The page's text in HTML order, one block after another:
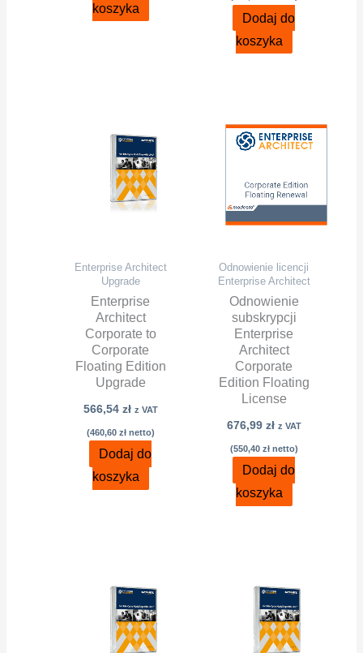
koszyka
Dodaj do
koszyka
Enterprise Architect
Upgrade
Enterprise
Architect
Corporate to
Corporate
Floating Edition
Upgrade
566,54 zł z VAT
(460,60 złnetto)
Dodaj do
koszyka
Odnowienie licencji
Enterprise Architect
Odnowienie
subskrypcji
Enterprise
Architect
Corporate
Edition Floating
License
676,99 zł z VAT
(550,40 złnetto)
Dodaj do
koszyka